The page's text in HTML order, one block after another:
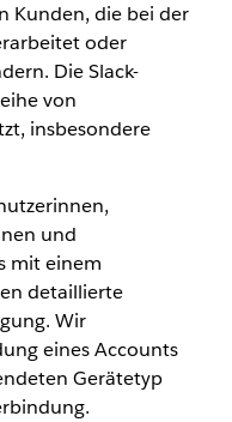
Kunden, die bei der
oder
Die Slack-
von
insbesondere
und
mit einem
detaillierte
Wir
eines Accounts
Gerätetyp